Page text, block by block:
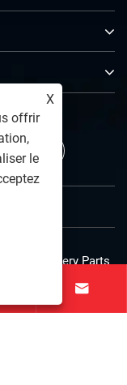
Machinery Parts
RSS

X
offrir
le